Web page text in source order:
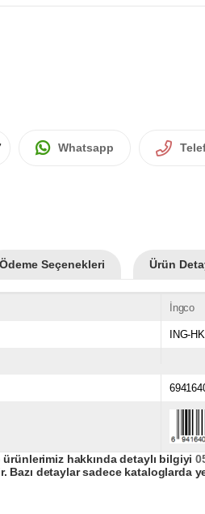
Whatsapp
Ödeme Seçenekleri Ürün
İngco
ING-
hakkında detaylı bilgiyi
Bazı detaylar sadece kataloglarda